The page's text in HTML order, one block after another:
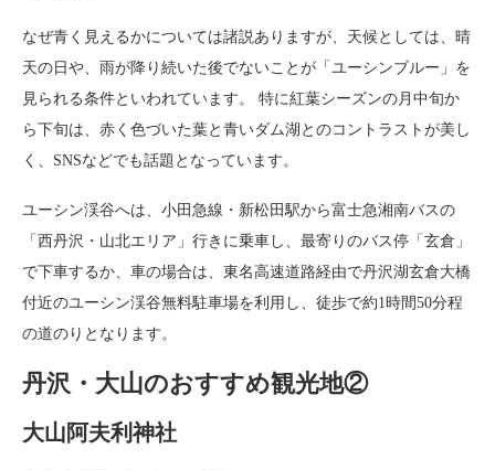
なぜ青く見えるかについては諸説ありますが、天候としては、晴
天の日や、雨が降り続いた後でないことが「ユーシンブルー」を
見られる条件といわれています。 特に紅葉シーズンの月中旬か
ら下旬は、赤く色づいた葉と青いダム湖とのコントラストが美し
く、SNSなどでも話題となっています。
ユーシン渓谷へは、小田急線・新松田駅から富士急湘南バスの
「西丹沢・山北エリア」行きに乗車し、最寄りのバス停「玄倉」
で下車するか、車の場合は、東名高速道路経由で丹沢湖玄倉大橋
付近のユーシン渓谷無料駐車場を利用し、徒歩で約1時間50分程
の道のりとなります。
丹沢・大山のおすすめ観光地②
大山阿夫利神社